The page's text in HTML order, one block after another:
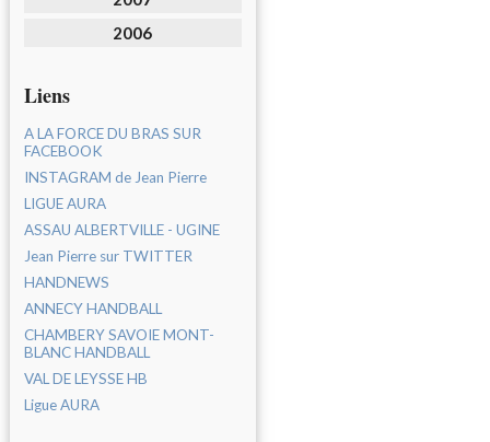
2006
Liens
A LA FORCE DU BRAS SUR
FACEBOOK
INSTAGRAM de Jean Pierre
LIGUE AURA
ASSAU ALBERTVILLE - UGINE
Jean Pierre sur TWITTER
HANDNEWS
ANNECY HANDBALL
CHAMBERY SAVOIE MONT-
BLANC HANDBALL
VAL DE LEYSSE HB
Ligue AURA